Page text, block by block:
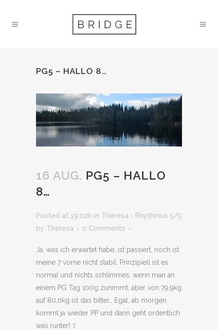
PG5 – HALLO 8…
16 AUG. PG5 – HALLO
8…
Posted at 19:02h in Theresa - Rhythmus 5/5
by Theresa 0 Comments
Ja, was ich erwartet habe, ist passiert, noch ist
meine 7 vorne nicht stabil. Prinzipiell ist es
normal und nichts schlimmes, wenn man an
einem PG Tag 100g zunimmt, aber von 79,9kg
auf 80,0kg ist das bitter… Egal, ab morgen
kommt ja wieder PP und dann geht ordentlich
was runter! :)